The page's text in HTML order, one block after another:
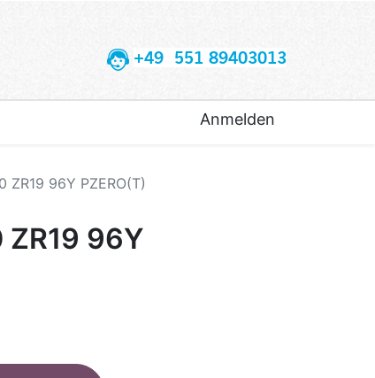
+49 551 89403013
Anmelden
ZR19 96Y PZERO(T)
ZR19 96Y